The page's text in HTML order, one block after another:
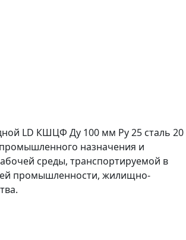
LD КШЦФ Ду 100 мм Ру 25 сталь 20
назначения и
среды, транспортируемой в
промышленности, жилищно-